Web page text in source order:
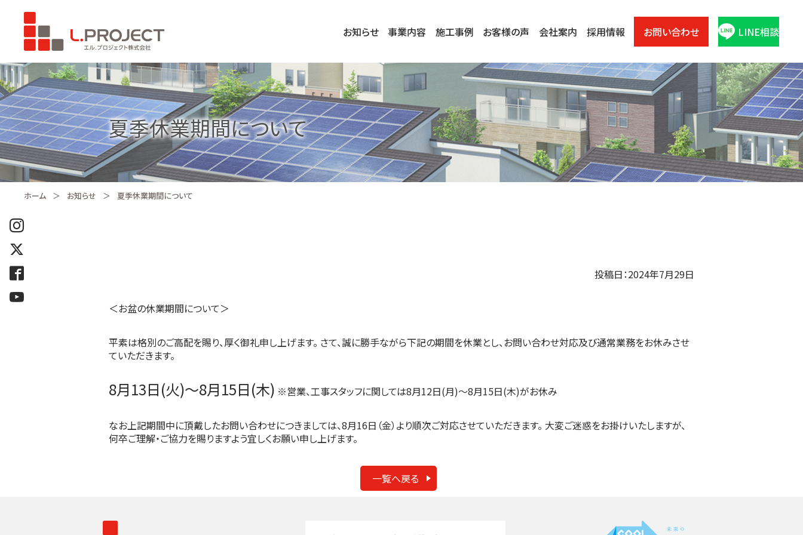
お知らせ 事業内容 施工事例 お客様の声 会社案内 採用情報 お問い合わせ LINE相談
夏季休業期間について
ホーム お知らせ 夏季休業期間について
投稿日：2024年7月29日
＜お盆の休業期間について＞
平素は格別のご高配を賜り、厚く御礼申し上げます。 さて、誠に勝手ながら下記の期間を休業とし、お問い合わせ対応及び通常業務をお休みさせ
ていただきます。
8月13日(火)〜8月15日(木) ※営業、工事スタッフに関しては8月12日(月)～8月15日(木)がお休み
なお上記期間中に頂戴したお問い合わせにつきましては、8月16日（金）より順次ご対応させていただきます。 大変ご迷惑をお掛けいたしますが、
何卒ご理解・ご協力を賜りますよう宜しくお願い申し上げます。
一覧へ戻る